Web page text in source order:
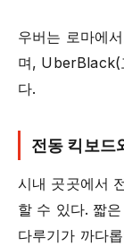
우버는 로마에
며, UberBlack(
다.
전동 킥보드
시내 곳곳에서
할 수 있다. 짧
다루기가 까다